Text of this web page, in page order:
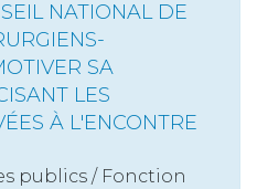
NATIONAL DE
SA
LES
À L'ENCONTRE
publics / Fonction